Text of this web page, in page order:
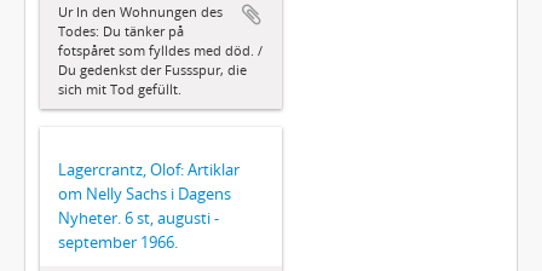
Ur In den Wohnungen des
Todes: Du tänker på
fotspåret som fylldes med död. /
Du gedenkst der Fussspur, die
sich mit Tod gefüllt.
Lagercrantz, Olof: Artiklar
om Nelly Sachs i Dagens
Nyheter. 6 st, augusti -
september 1966.